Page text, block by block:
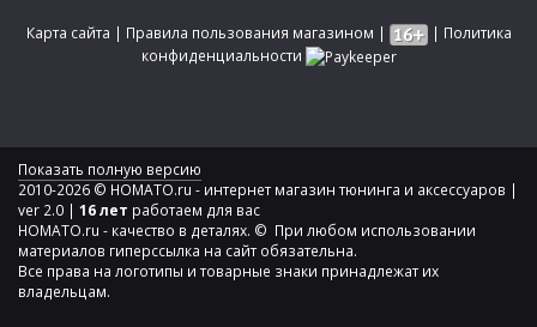
Карта сайта | Правила пользования магазином | | Политика
конфиденциальности
Показать полную версию
2010-2026 © HOMATO.ru - интернет магазин тюнинга и аксессуаров |
ver 2.0 | 16 лет работаем для вас
HOMATO.ru - качество в деталях. © При любом использовании
материалов гиперссылка на сайт обязательна.
Все права на логотипы и товарные знаки принадлежат их
владельцам.